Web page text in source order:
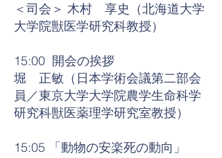
＜司会＞ 木村 享史（北海道大学
大学院獣医学研究科教授）
15:00 開会の挨拶
堀 正敏（日本学術会議第二部会
員／東京大学大学院農学生命科学
研究科獣医薬理学研究室教授）
15:05 「動物の安楽死の動向」